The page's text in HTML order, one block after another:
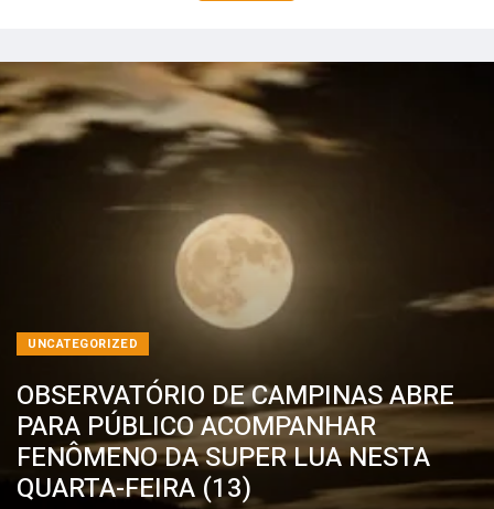
UNCATEGORIZED
OBSERVATÓRIO DE CAMPINAS ABRE
PARA PÚBLICO ACOMPANHAR
FENÔMENO DA SUPER LUA NESTA
QUARTA-FEIRA (13)